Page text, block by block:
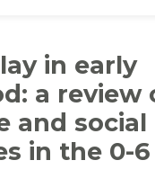
in early
a review
and social
in the 0-